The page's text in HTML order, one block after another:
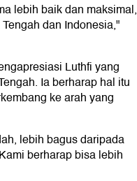
lebih baik dan maksimal,
dan Indonesia,"
Luthfi yang
Ia berharap hal itu
ke arah yang
lebih bagus daripada
berharap bisa lebih